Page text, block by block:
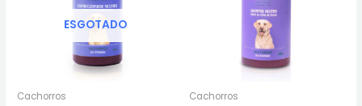
ESGOTADO
Cachorros Cachorros